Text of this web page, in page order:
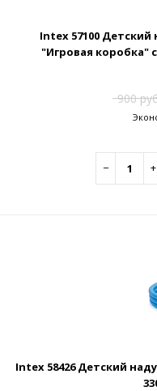
Intex 57100 Детский
"Игровая коробка"
900
− +
Intex 58426 Детский